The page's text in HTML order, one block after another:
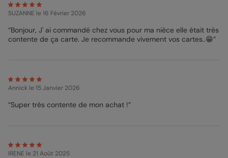
SUZANNE le 16 Février 2026
“Bonjour, J' ai commandé chez vous pour ma nièce elle était très
contente de ça carte. Je recommande vivement vos cartes..😁”
Annick le 15 Janvier 2026
“Super très contente de mon achat !”
IRENE le 21 Août 2025